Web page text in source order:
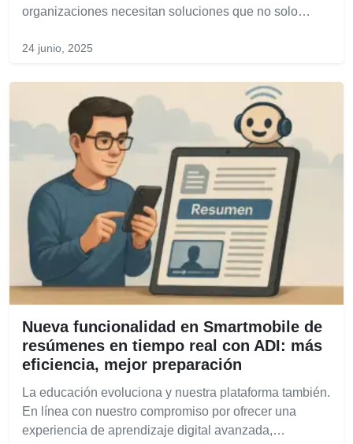
organizaciones necesitan soluciones que no solo…
24 junio, 2025
Nueva funcionalidad en Smartmobile de
resúmenes en tiempo real con ADI: más
eficiencia, mejor preparación
La educación evoluciona y nuestra plataforma también.
En línea con nuestro compromiso por ofrecer una
experiencia de aprendizaje digital avanzada,…